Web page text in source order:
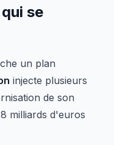
se
un plan
injecte plusieurs
de son
milliards d'euros